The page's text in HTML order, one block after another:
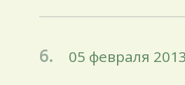
6. 05 февраля